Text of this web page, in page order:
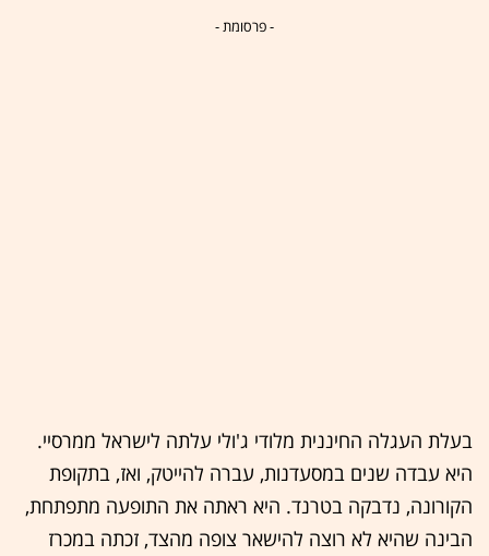
- פרסומת -
בעלת העגלה החיננית מלודי ג'ולי עלתה לישראל ממרסיי.
היא עבדה שנים במסעדנות, עברה להייטק, ואז, בתקופת
הקורונה, נדבקה בטרנד. היא ראתה את התופעה מתפתחת,
הבינה שהיא לא רוצה להישאר צופה מהצד, זכתה במכרז